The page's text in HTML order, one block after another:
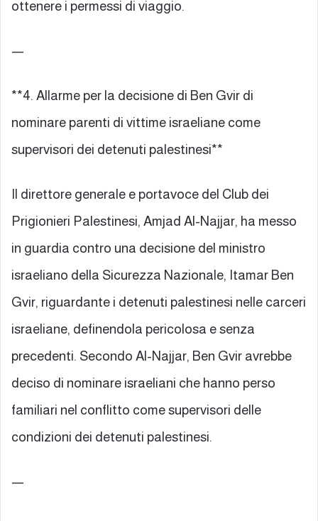
ottenere i permessi di viaggio.
—
**4. Allarme per la decisione di Ben Gvir di
nominare parenti di vittime israeliane come
supervisori dei detenuti palestinesi**
Il direttore generale e portavoce del Club dei
Prigionieri Palestinesi, Amjad Al-Najjar, ha messo
in guardia contro una decisione del ministro
israeliano della Sicurezza Nazionale, Itamar Ben
Gvir, riguardante i detenuti palestinesi nelle carceri
israeliane, definendola pericolosa e senza
precedenti. Secondo Al-Najjar, Ben Gvir avrebbe
deciso di nominare israeliani che hanno perso
familiari nel conflitto come supervisori delle
condizioni dei detenuti palestinesi.
—